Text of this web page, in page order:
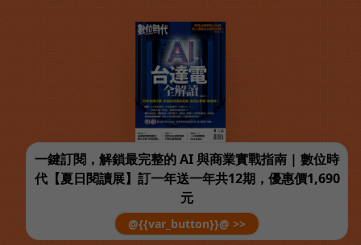
一鍵訂閱，解鎖最完整的 AI 與商業實戰指南 | 數位時
代【夏日閱讀展】訂一年送一年共12期，優惠價1,690
元
@{{var_button}}@ >>